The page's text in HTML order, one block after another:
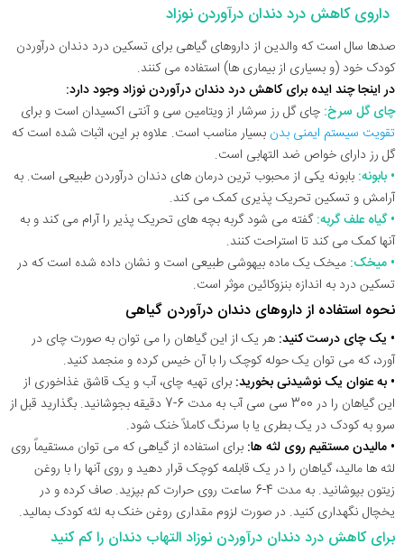
داروی کاهش درد دندان درآوردن نوزاد
صدها سال است که والدین از داروهای گیاهی برای تسکین درد دندان درآوردن
کودک خود (و بسیاری از بیماری ها) استفاده می کنند.
در اینجا چند ایده برای کاهش درد دندان درآوردن نوزاد وجود دارد:
چای گل سرخ: چای گل رز سرشار از ویتامین سی و آنتی اکسیدان است و برای
تقویت سیستم ایمنی بدن بسیار مناسب است. علاوه بر این، اثبات شده است که
گل رز دارای خواص ضد التهابی است.
• بابونه: بابونه یکی از محبوب ترین درمان های دندان درآوردن طبیعی است. به
آرامش و تسکین تحریک پذیری کمک می کند.
• گیاه علف گربه:گفته می شود گربه بچه های تحریک پذیر را آرام می کند و به
آنها کمک می کند تا استراحت کنند.
• میخک: میخک یک ماده بیهوشی طبیعی است و نشان داده شده است که در
تسکین درد به اندازه بنزوکائین موثر است.
نحوه استفاده از داروهای دندان درآوردن گیاهی
• یک چای درست کنید: هر یک از این گیاهان را می توان به صورت چای در
آورد، که می توان یک حوله کوچک را با آن خیس کرده و منجمد کنید.
• به عنوان یک نوشیدنی بخورید: برای تهیه چای، آب و یک قاشق غذاخوری از
این گیاهان را در 300 سی سی آب به مدت 6-7 دقیقه بجوشانید. بگذارید قبل از
سرو به کودک در یک بطری یا با سرنگ کاملاً خنک شود.
• مالیدن مستقیم روی لثه ها: برای استفاده از گیاهی که می توان مستقیماً روی
لثه ها مالید، گیاهان را در یک قابلمه کوچک قرار دهید و روی آنها را با روغن
زیتون بپوشانید. به مدت 4-6 ساعت روی حرارت کم بپزید. صاف کرده و در
یخچال نگهداری کنید. در صورت لزوم مقداری روغن خنک به لثه کودک بمالید.
برای کاهش درد دندان درآوردن نوزاد التهاب دندان را کم کنید